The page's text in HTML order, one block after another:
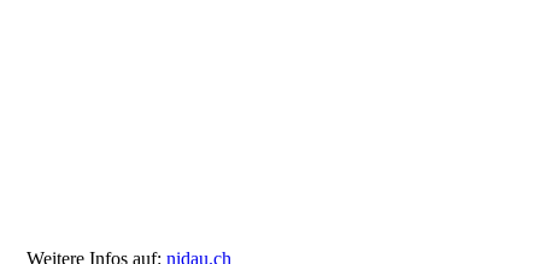
Weitere Infos auf:nidau.ch